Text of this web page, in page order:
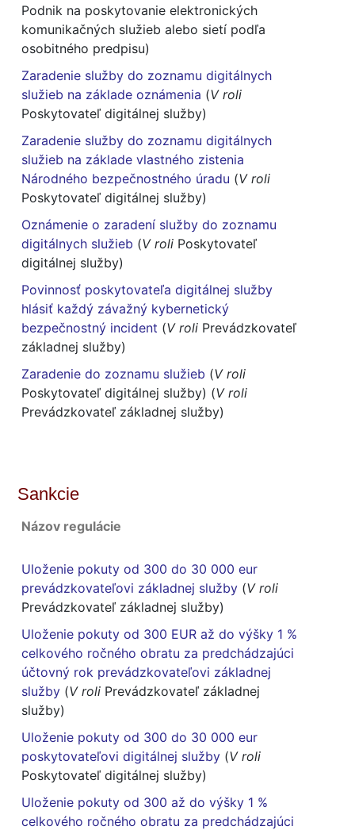
Podnik na poskytovanie elektronických
komunikačných služieb alebo sietí podľa
osobitného predpisu)
Zaradenie služby do zoznamu digitálnych
služieb na základe oznámenia (V roli
Poskytovateľ digitálnej služby)
Zaradenie služby do zoznamu digitálnych
služieb na základe vlastného zistenia
Národného bezpečnostného úradu (V roli
Poskytovateľ digitálnej služby)
Oznámenie o zaradení služby do zoznamu
digitálnych služieb (V roli Poskytovateľ
digitálnej služby)
Povinnosť poskytovateľa digitálnej služby
hlásiť každý závažný kybernetický
bezpečnostný incident (V roli Prevádzkovateľ
základnej služby)
Zaradenie do zoznamu služieb (V roli
Poskytovateľ digitálnej služby) (V roli
Prevádzkovateľ základnej služby)
Sankcie
Názov regulácie
Uloženie pokuty od 300 do 30 000 eur
prevádzkovateľovi základnej služby (V roli
Prevádzkovateľ základnej služby)
Uloženie pokuty od 300 EUR až do výšky 1 %
celkového ročného obratu za predchádzajúci
účtovný rok prevádzkovateľovi základnej
služby (V roli Prevádzkovateľ základnej
služby)
Uloženie pokuty od 300 do 30 000 eur
poskytovateľovi digitálnej služby (V roli
Poskytovateľ digitálnej služby)
Uloženie pokuty od 300 až do výšky 1 %
celkového ročného obratu za predchádzajúci